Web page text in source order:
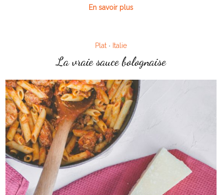
En savoir plus
Plat • Italie
La vraie sauce bolognaise